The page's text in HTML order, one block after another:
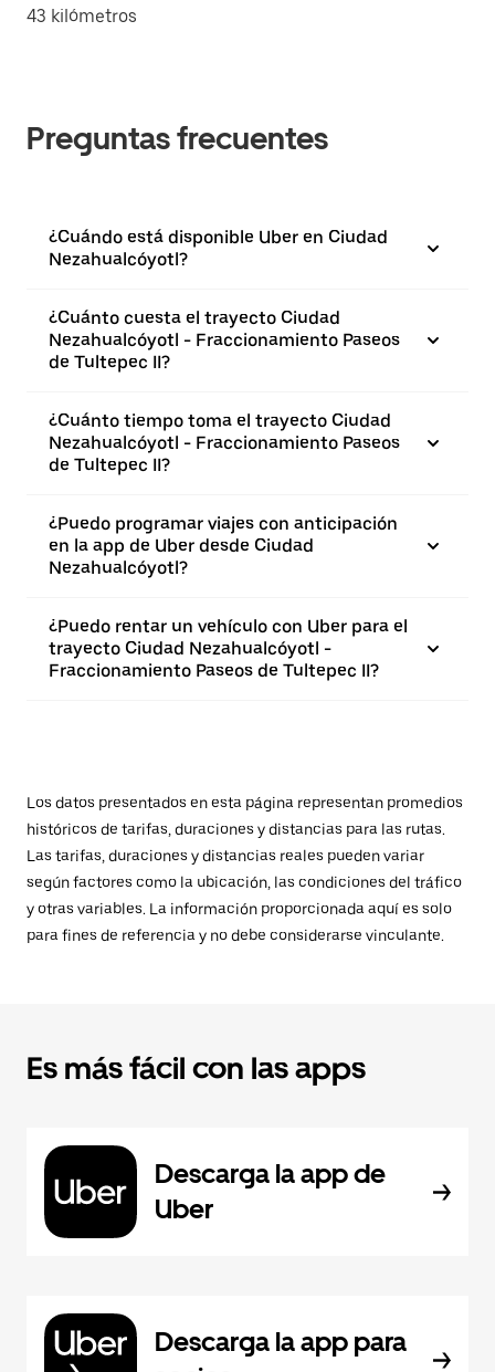
43 kilómetros
Preguntas frecuentes
¿Cuándo está disponible Uber en Ciudad
Nezahualcóyotl?
¿Cuánto cuesta el trayecto Ciudad
Nezahualcóyotl - Fraccionamiento Paseos
de Tultepec II?
¿Cuánto tiempo toma el trayecto Ciudad
Nezahualcóyotl - Fraccionamiento Paseos
de Tultepec II?
¿Puedo programar viajes con anticipación
en la app de Uber desde Ciudad
Nezahualcóyotl?
¿Puedo rentar un vehículo con Uber para el
trayecto Ciudad Nezahualcóyotl -
Fraccionamiento Paseos de Tultepec II?
Los datos presentados en esta página representan promedios
históricos de tarifas, duraciones y distancias para las rutas.
Las tarifas, duraciones y distancias reales pueden variar
según factores como la ubicación, las condiciones del tráfico
y otras variables. La información proporcionada aquí es solo
para fines de referencia y no debe considerarse vinculante.
Es más fácil con las apps
Descarga la app de
Uber
Descarga la app para